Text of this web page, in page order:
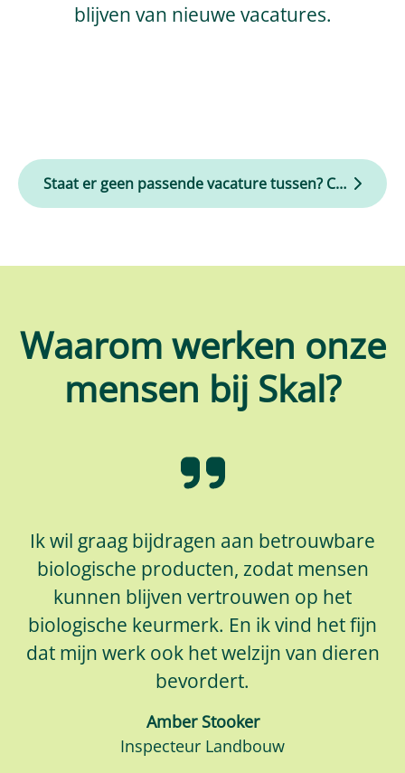
blijven van nieuwe vacatures.
Staat er geen passende vacature tussen? Connect dan met ons!
Waarom werken onze
mensen bij Skal?
Ik wil graag bijdragen aan betrouwbare
biologische producten, zodat mensen
kunnen blijven vertrouwen op het
biologische keurmerk. En ik vind het fijn
dat mijn werk ook het welzijn van dieren
bevordert.
Amber Stooker
Inspecteur Landbouw